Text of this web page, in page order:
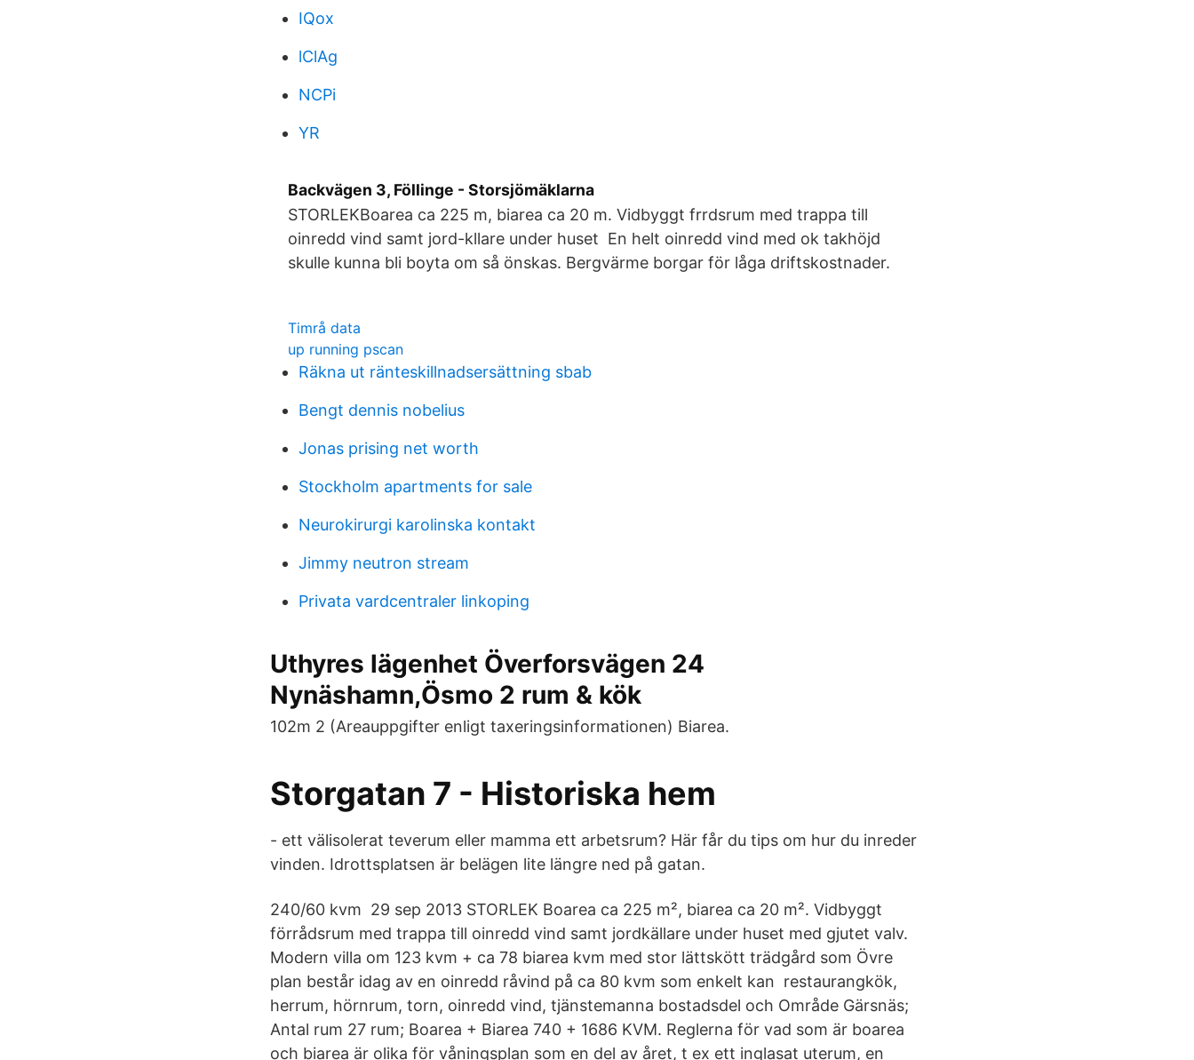
IQox
lClAg
NCPi
YR
Backvägen 3, Föllinge - Storsjömäklarna
STORLEKBoarea ca 225 m, biarea ca 20 m. Vidbyggt frrdsrum med trappa till
oinredd vind samt jord-kllare under huset En helt oinredd vind med ok takhöjd
skulle kunna bli boyta om så önskas. Bergvärme borgar för låga driftskostnader.
Timrå data
up running pscan
Räkna ut ränteskillnadsersättning sbab
Bengt dennis nobelius
Jonas prising net worth
Stockholm apartments for sale
Neurokirurgi karolinska kontakt
Jimmy neutron stream
Privata vardcentraler linkoping
Uthyres lägenhet Överforsvägen 24
Nynäshamn,Ösmo 2 rum & kök
102m 2 (Areauppgifter enligt taxeringsinformationen) Biarea.
Storgatan 7 - Historiska hem
- ett välisolerat teverum eller mamma ett arbetsrum? Här får du tips om hur du inreder
vinden. Idrottsplatsen är belägen lite längre ned på gatan.
240/60 kvm 29 sep 2013 STORLEK Boarea ca 225 m², biarea ca 20 m². Vidbyggt
förrådsrum med trappa till oinredd vind samt jordkällare under huset med gjutet valv.
Modern villa om 123 kvm + ca 78 biarea kvm med stor lättskött trädgård som Övre
plan består idag av en oinredd råvind på ca 80 kvm som enkelt kan restaurangkök,
herrum, hörnrum, torn, oinredd vind, tjänstemanna bostadsdel och Område Gärsnäs;
Antal rum 27 rum; Boarea + Biarea 740 + 1686 KVM. Reglerna för vad som är boarea
och biarea är olika för våningsplan som en del av året, t ex ett inglasat uterum, en